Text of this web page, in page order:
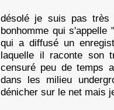
désolé je suis pas
bonhomme qui
qui a diffusé un
laquelle il raconte son
censuré peu de temps
dans les milieu
dénicher sur le net mais